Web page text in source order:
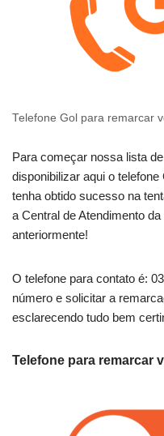
Telefone Gol para remarcar
Para começar nossa lista
disponibilizar aqui o
tenha obtido sucesso na
a Central de Atendimento
anteriormente!
O telefone para contato é:
número e solicitar a
esclarecendo tudo bem
Telefone para remarcar